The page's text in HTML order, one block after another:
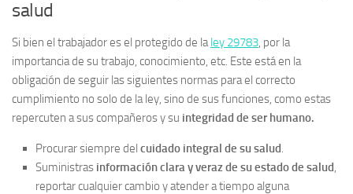
salud
Si bien el trabajador es el protegido de laley 29783, por la
importancia de su trabajo, conocimiento, etc. Este está en la
obligación de seguir las siguientes normas para el correcto
cumplimiento no solo de la ley, sino de sus funciones, como estas
repercuten a sus compañeros y su integridad de ser humano.
Procurar siempre del cuidado integral de su salud.
Suministras información clara y veraz de su estado de salud,
reportar cualquier cambio y atender a tiempo alguna